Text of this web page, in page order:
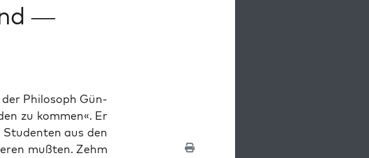
—
Philosoph Gün­
zu kom­men«. Er
aus den
mußten. Zehm